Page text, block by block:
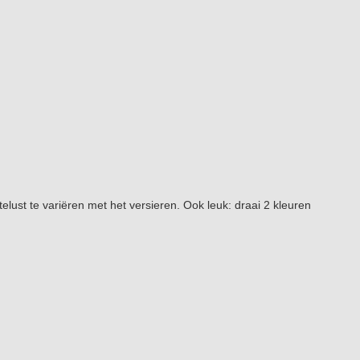
te variëren met het versieren. Ook leuk: draai 2 kleuren